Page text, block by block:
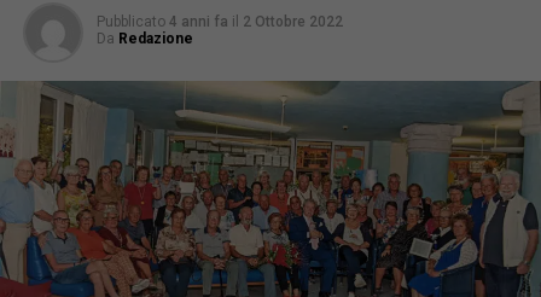
Pubblicato 4 anni fa il 2 Ottobre 2022
Da Redazione